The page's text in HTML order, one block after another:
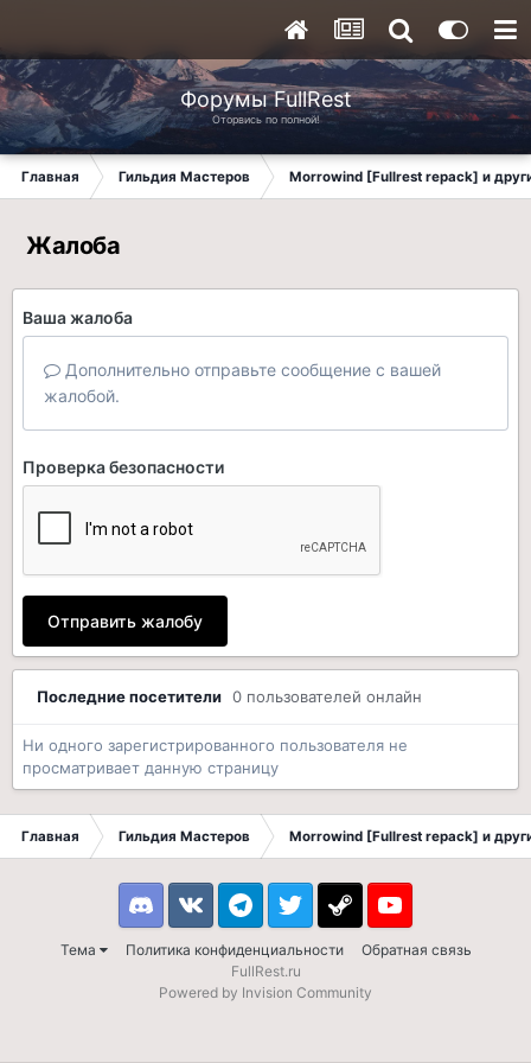
Форумы FullRest
Оторвись по полной!
Главная Гильдия Мастеров Morrowind [Fullrest repack] и
Жалоба
Ваша жалоба
Дополнительно отправьте сообщение с вашей
жалобой.
Проверка безопасности
Отправить жалобу
Последние посетители 0 пользователей онлайн
Ни одного зарегистрированного пользователя не
просматривает данную страницу
Главная Гильдия Мастеров Morrowind [Fullrest repack] и
Тема Политика конфиденциальности Обратная связь
DiscordVK TelegramTwitter Steam Youtube
FullRest.ru
Powered by Invision Community